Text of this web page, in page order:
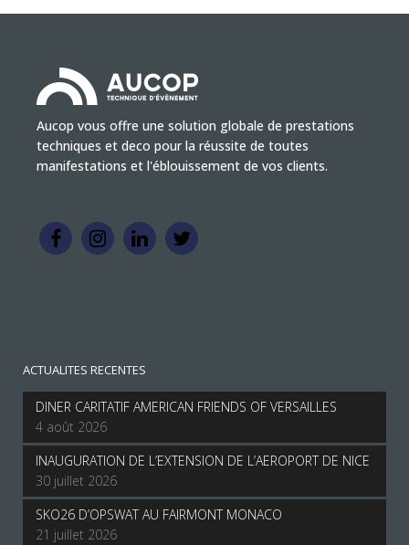
Aucop vous offre une solution globale de prestations
techniques et deco pour la réussite de toutes
manifestations et l'éblouissement de vos clients.
ACTUALITES RECENTES
DINER CARITATIF AMERICAN FRIENDS OF VERSAILLES
4 août 2026
INAUGURATION DE L’EXTENSION DE L’AEROPORT DE NICE
30 juillet 2026
SKO26 D’OPSWAT AU FAIRMONT MONACO
21 juillet 2026